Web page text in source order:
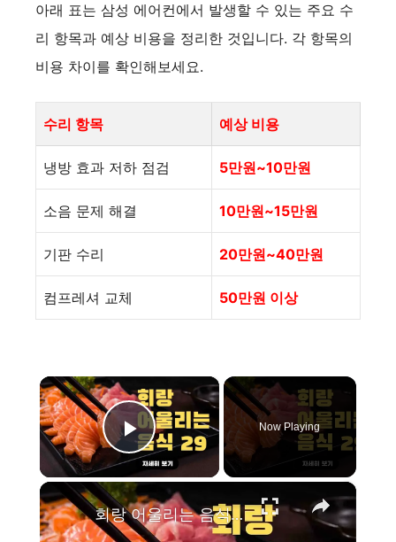
아래 표는 삼성 에어컨에서 발생할 수 있는 주요 수
리 항목과 예상 비용을 정리한 것입니다. 각 항목의
비용 차이를 확인해보세요.
수리 항목 예상 비용
냉방 효과 저하 점검 5만원~10만원
소음 문제 해결 10만원~15만원
기판 수리 20만원~40만원
컴프레셔 교체 50만원 이상
×
Play Video
Now Playing
회랑 어울리는 음식 29가지 소개